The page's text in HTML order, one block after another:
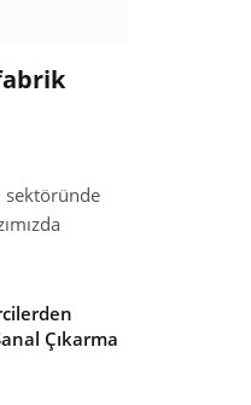
sektöründe
Çıkarma